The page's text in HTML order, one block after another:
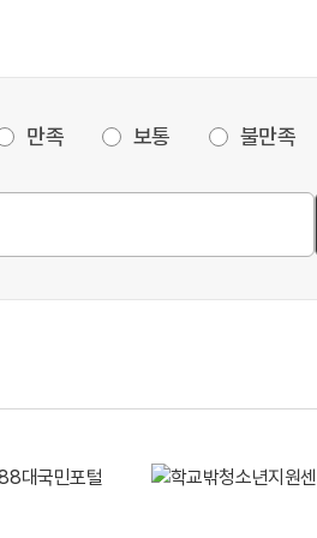
만족 보통 불만족